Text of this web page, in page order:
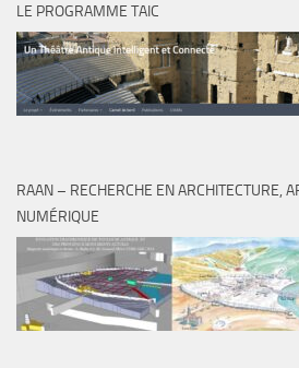
LE PROGRAMME TAIC
RAAN – RECHERCHE EN ARCHITECTURE,
NUMÉRIQUE